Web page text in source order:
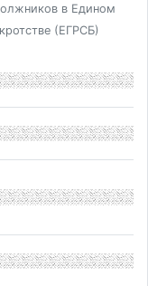
в Едином
(ЕГРСБ)